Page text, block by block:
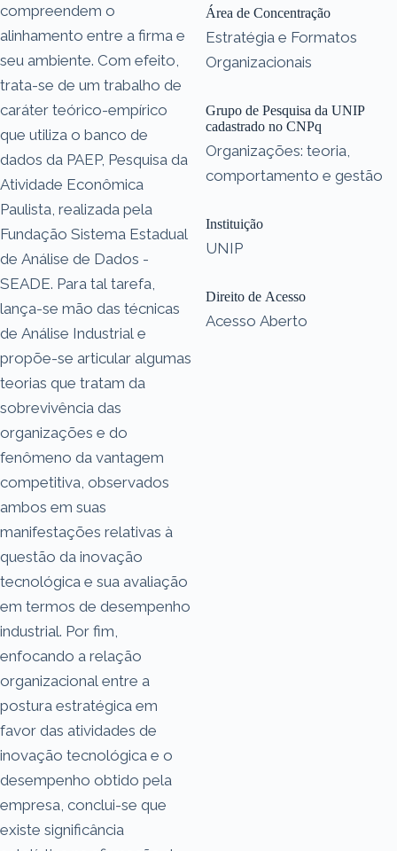
compreendem o
alinhamento entre a firma e
seu ambiente. Com efeito,
trata-se de um trabalho de
caráter teórico-empírico
que utiliza o banco de
dados da PAEP, Pesquisa da
Atividade Econômica
Paulista, realizada pela
Fundação Sistema Estadual
de Análise de Dados -
SEADE. Para tal tarefa,
lança-se mão das técnicas
de Análise Industrial e
propõe-se articular algumas
teorias que tratam da
sobrevivência das
organizações e do
fenômeno da vantagem
competitiva, observados
ambos em suas
manifestações relativas à
questão da inovação
tecnológica e sua avaliação
em termos de desempenho
industrial. Por fim,
enfocando a relação
organizacional entre a
postura estratégica em
favor das atividades de
inovação tecnológica e o
desempenho obtido pela
empresa, conclui-se que
existe significância
Área de Concentração
Estratégia e Formatos
Organizacionais
Grupo de Pesquisa da UNIP
cadastrado no CNPq
Organizações: teoria,
comportamento e gestão
Instituição
UNIP
Direito de Acesso
Acesso Aberto